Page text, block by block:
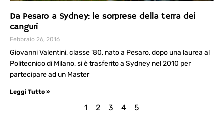
Da Pesaro a Sydney: le sorprese della terra dei
canguri
Febbraio 26, 2016
Giovanni Valentini, classe ’80, nato a Pesaro, dopo una laurea al
Politecnico di Milano, si è trasferito a Sydney nel 2010 per
partecipare ad un Master
Leggi Tutto »
1 2 3 4 5